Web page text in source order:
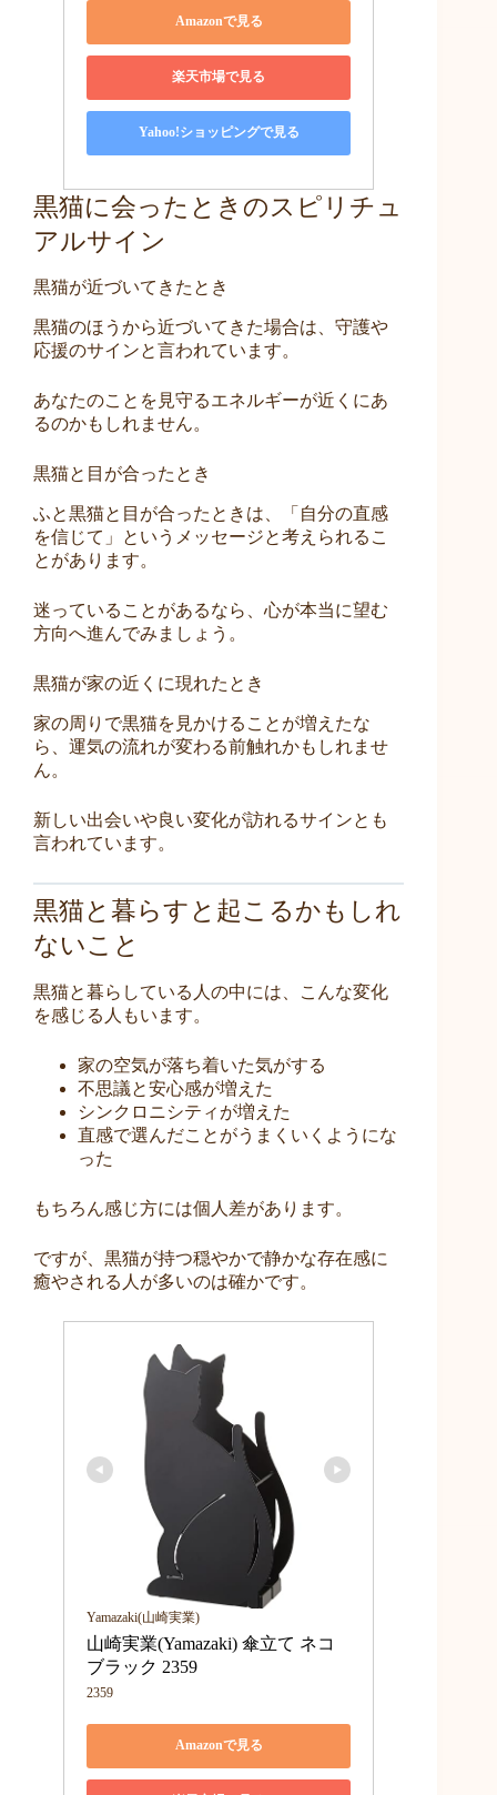
Amazonで見る
楽天市場で見る
Yahoo!ショッピングで見る
黒猫に会ったときのスピリチュ
アルサイン
黒猫が近づいてきたとき
黒猫のほうから近づいてきた場合は、守護や
応援のサインと言われています。
あなたのことを見守るエネルギーが近くにあ
るのかもしれません。
黒猫と目が合ったとき
ふと黒猫と目が合ったときは、「自分の直感
を信じて」というメッセージと考えられるこ
とがあります。
迷っていることがあるなら、心が本当に望む
方向へ進んでみましょう。
黒猫が家の近くに現れたとき
家の周りで黒猫を見かけることが増えたな
ら、運気の流れが変わる前触れかもしれませ
ん。
新しい出会いや良い変化が訪れるサインとも
言われています。
黒猫と暮らすと起こるかもしれ
ないこと
黒猫と暮らしている人の中には、こんな変化
を感じる人もいます。
家の空気が落ち着いた気がする
不思議と安心感が増えた
シンクロニシティが増えた
直感で選んだことがうまくいくようにな
った
もちろん感じ方には個人差があります。
ですが、黒猫が持つ穏やかで静かな存在感に
癒やされる人が多いのは確かです。
Yamazaki(山崎実業)
山崎実業(Yamazaki) 傘立て ネコ
ブラック 2359
2359
Amazonで見る